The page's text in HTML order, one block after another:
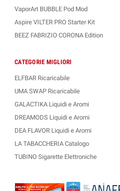
VaporArt BUBBLE Pod Mod
Aspire VILTER PRO Starter Kit
BEEZ FABRIZIO CORONA Edition
CATEGORIE MIGLIORI
ELFBAR Ricaricabile
UMA SWAP Ricaricabile
GALACTIKA Liquidi e Aromi
DREAMODS Liquidi e Aromi
DEA FLAVOR Liquidi e Aromi
LA TABACCHERIA Catalogo
TUBINO Sigarette Elettroniche